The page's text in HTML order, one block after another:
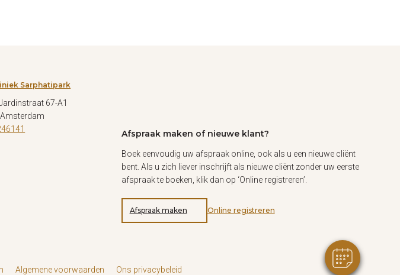
Sarphatipark
67-A1
Afspraak maken of nieuwe klant?
Boek eenvoudig uw afspraak online, ook als u een nieuwe cliënt
bent. Als u zich liever inschrijft als nieuwe cliënt zonder uw eerste
afspraak te boeken, klik dan op ‘Online registreren’.
Afspraak maken Online registreren
Algemene voorwaarden Ons privacybeleid